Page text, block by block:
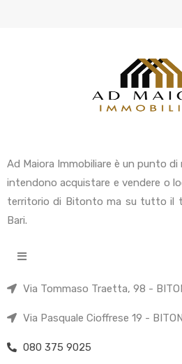
Ad Maiora Immobiliare è un punto
intendono acquistare e vendere o
territorio di Bitonto ma su tutto il
Bari.
Via Tommaso Traetta, 98 -
Via Pasquale Cioffrese 19 -
080 375 9025